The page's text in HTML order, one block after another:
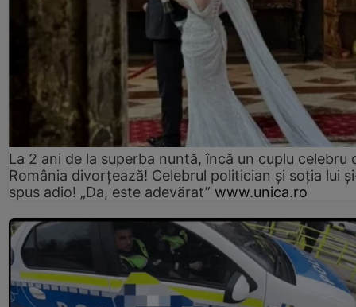
La 2 ani de la superba nuntă, încă un cuplu celebru
România divorțează! Celebrul politician și soția lui
spus adio! „Da, este adevărat” www.unica.ro